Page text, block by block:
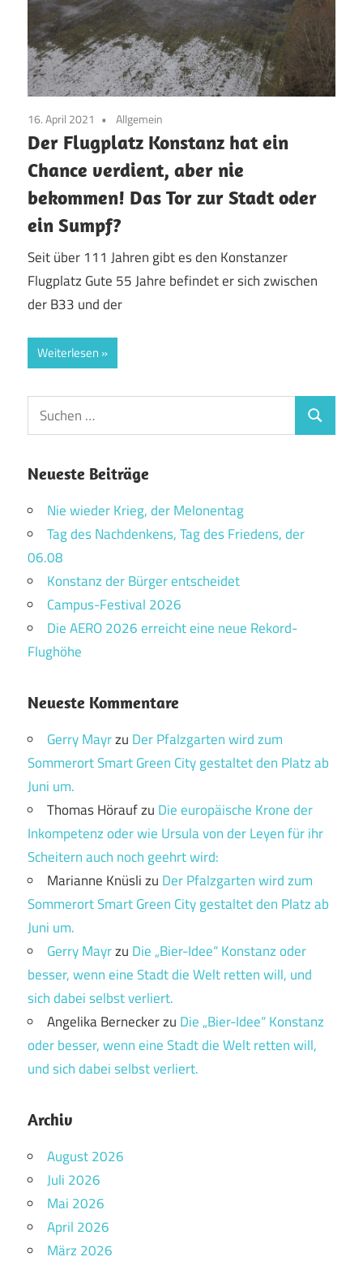
16. April 2021 Allgemein
Der Flugplatz Konstanz hat ein
Chance verdient, aber nie
bekommen! Das Tor zur Stadt oder
ein Sumpf?
Seit über 111 Jahren gibt es den Konstanzer
Flugplatz Gute 55 Jahre befindet er sich zwischen
der B33 und der
Weiterlesen
Suchen
nach:
Suchen
Neueste Beiträge
Nie wieder Krieg, der Melonentag
Tag des Nachdenkens, Tag des Friedens, der
06.08
Konstanz der Bürger entscheidet
Campus-Festival 2026
Die AERO 2026 erreicht eine neue Rekord-
Flughöhe
Neueste Kommentare
Gerry Mayrzu Der Pfalzgarten wird zum
Sommerort Smart Green City gestaltet den Platz ab
Juni um.
Thomas Höraufzu Die europäische Krone der
Inkompetenz oder wie Ursula von der Leyen für ihr
Scheitern auch noch geehrt wird:
Marianne Knüslizu Der Pfalzgarten wird zum
Sommerort Smart Green City gestaltet den Platz ab
Juni um.
Gerry Mayrzu Die „Bier-Idee“ Konstanz oder
besser, wenn eine Stadt die Welt retten will, und
sich dabei selbst verliert.
Angelika Berneckerzu Die „Bier-Idee“ Konstanz
oder besser, wenn eine Stadt die Welt retten will,
und sich dabei selbst verliert.
Archiv
August 2026
Juli 2026
Mai 2026
April 2026
März 2026